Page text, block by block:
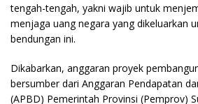
tengah-tengah, yakni wajib untuk
menjaga uang negara yang dikeluarkan
bendungan ini.
Dikabarkan, anggaran proyek
bersumber dari Anggaran Pendapatan
(APBD) Pemerintah Provinsi (Pemprov)